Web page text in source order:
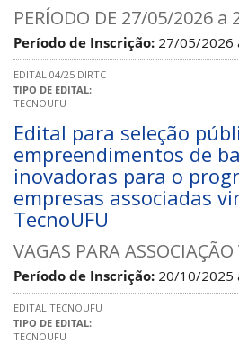
PERÍODO DE 27/05/2026 a
Período de Inscrição: 27/05/2026
EDITAL 04/25 DIRTC
TIPO DE EDITAL:
TECNOUFU
Edital para seleção
empreendimentos de
inovadoras para o
empresas associadas
TecnoUFU
VAGAS PARA
Período de Inscrição: 20/10/2025
EDITAL TECNOUFU
TIPO DE EDITAL:
TECNOUFU